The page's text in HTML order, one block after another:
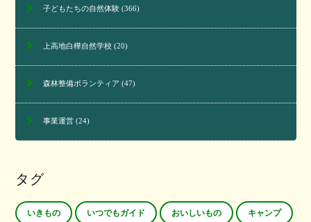
子どもたちの自然体験(366)
上高地白樺自然学校(20)
森林整備ボランティア (47)
事業運営(24)
タグ
いきもの いつでもガイド おいしいもの キャンプ